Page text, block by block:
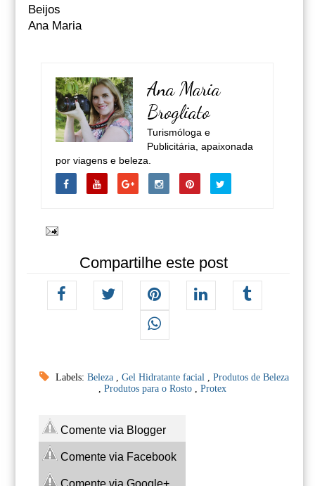
Beijos
Ana Maria
Ana Maria
Brogliato
Turismóloga e
Publicitária, apaixonada
por viagens e beleza.
Compartilhe este post
Labels: Beleza , Gel Hidratante facial , Produtos de Beleza
, Produtos para o Rosto , Protex
Comente via Blogger
Comente via Facebook